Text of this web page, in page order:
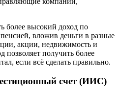
более высокий доход по
вложив деньги в разные
акции, недвижимость и
позволяет получить более
если всё сделать правильно.
счет (ИИС)